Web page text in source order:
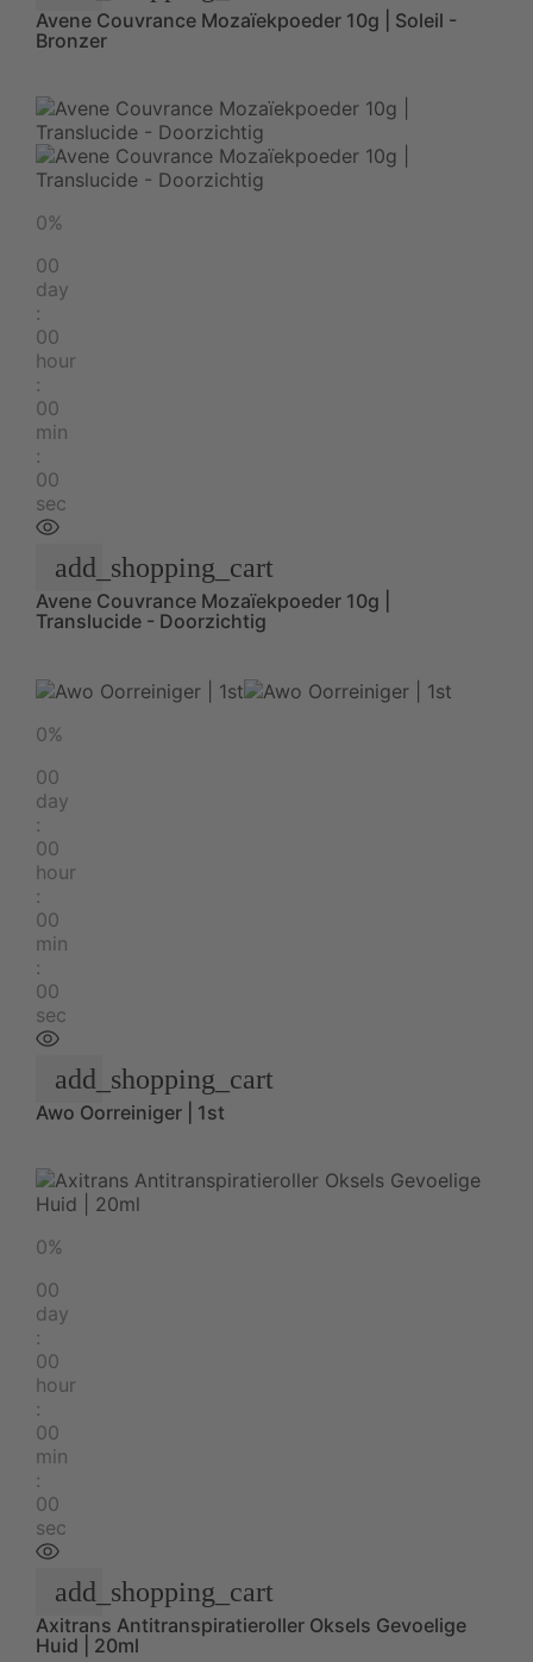
Avene Couvrance Mozaïekpoeder 10g | Soleil -
Bronzer
0%
00
day
:
00
hour
:
00
min
:
00
sec
add_shopping_cart
Avene Couvrance Mozaïekpoeder 10g |
Translucide - Doorzichtig
0%
00
day
:
00
hour
:
00
min
:
00
sec
add_shopping_cart
Awo Oorreiniger | 1st
0%
00
day
:
00
hour
:
00
min
:
00
sec
add_shopping_cart
Axitrans Antitranspiratieroller Oksels Gevoelige
Huid | 20ml